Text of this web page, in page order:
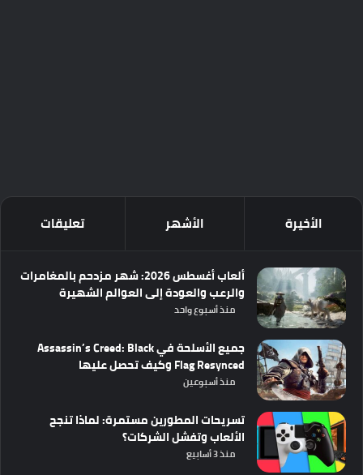
الأخيرة الأشهر تعليقات
ألعاب أغسطس 2026: شهر مزدحم بالمغامرات
والرعب والعودة إلى العوالم الشهيرة
منذ أسبوع واحد
جميع الأسلحة في Assassin’s Creed: Black
Flag Resynced وكيف تحصل عليها
منذ أسبوعين
تسريحات المطورين مستمرة: لماذا تنجح
الألعاب وتفشل الشركات؟
منذ 3 أسابيع